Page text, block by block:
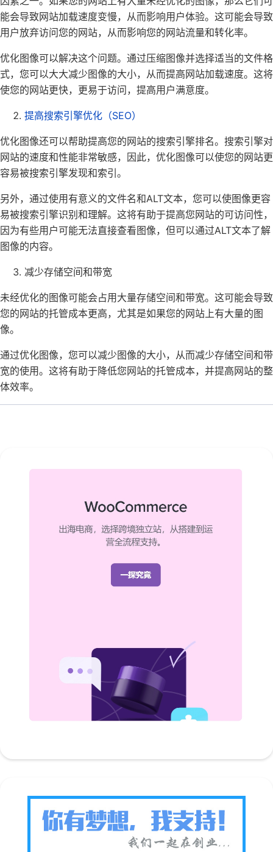
能会导致网站加载速度变慢，从而影响用户体验。这可能会导致
用户放弃访问您的网站，从而影响您的网站流量和转化率。
优化图像可以解决这个问题。通过压缩图像并选择适当的文件格
式，您可以大大减少图像的大小，从而提高网站加载速度。这将
使您的网站更快，更易于访问，提高用户满意度。
提高搜索引擎优化（SEO）
优化图像还可以帮助提高您的网站的搜索引擎排名。搜索引擎对
网站的速度和性能非常敏感，因此，优化图像可以使您的网站更
容易被搜索引擎发现和索引。
另外，通过使用有意义的文件名和ALT文本，您可以使图像更容
易被搜索引擎识别和理解。这将有助于提高您网站的可访问性，
因为有些用户可能无法直接查看图像，但可以通过ALT文本了解
图像的内容。
减少存储空间和带宽
未经优化的图像可能会占用大量存储空间和带宽。这可能会导致
您的网站的托管成本更高，尤其是如果您的网站上有大量的图
像。
通过优化图像，您可以减少图像的大小，从而减少存储空间和带
宽的使用。这将有助于降低您网站的托管成本，并提高网站的整
体效率。